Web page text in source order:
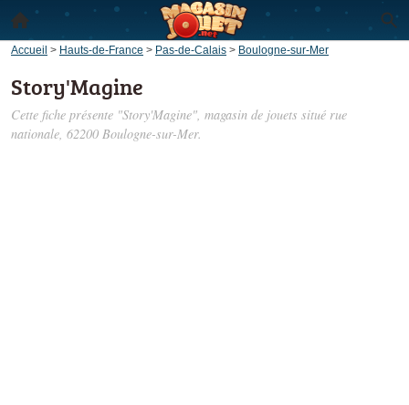
Accueil > Hauts-de-France > Pas-de-Calais > Boulogne-sur-Mer
Story'Magine
Cette fiche présente "Story'Magine", magasin de jouets situé rue
nationale, 62200 Boulogne-sur-Mer.